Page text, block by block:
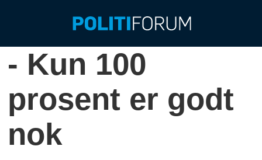
- Kun 100
prosent er godt
nok